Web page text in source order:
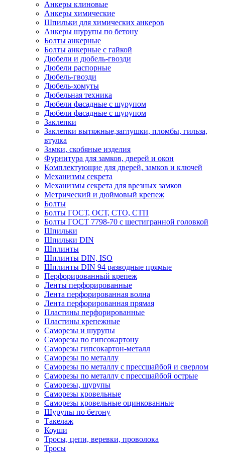
Анкеры клиновые
Анкеры химические
Шпильки для химических анкеров
Анкеры шурупы по бетону
Болты анкерные
Болты анкерные с гайкой
Дюбели и дюбель-гвозди
Дюбели распорные
Дюбель-гвозди
Дюбель-хомуты
Дюбельная техника
Дюбели фасадные с шурупом
Дюбели фасадные с шурупом
Заклепки
Заклепки вытяжные,заглушки, пломбы, гильза,
втулка
Замки, скобяные изделия
Фурнитура для замков, дверей и окон
Комплектующие для дверей, замков и ключей
Механизмы секрета
Механизмы секрета для врезных замков
Метрический и дюймовый крепеж
Болты
Болты ГОСТ, ОСТ, СТО, СТП
Болты ГОСТ 7798-70 с шестигранной головкой
Шпильки
Шпильки DIN
Шплинты
Шплинты DIN, ISO
Шплинты DIN 94 разводные прямые
Перфорированный крепеж
Ленты перфорированные
Лента перфорированная волна
Лента перфорированная прямая
Пластины перфорированные
Пластины крепежные
Саморезы и шурупы
Саморезы по гипсокартону
Саморезы гипсокартон-металл
Саморезы по металлу
Саморезы по металлу с прессшайбой и сверлом
Саморезы по металлу с прессшайбой острые
Саморезы, шурупы
Саморезы кровельные
Саморезы кровельные оцинкованные
Шурупы по бетону
Такелаж
Коуши
Тросы, цепи, веревки, проволока
Тросы